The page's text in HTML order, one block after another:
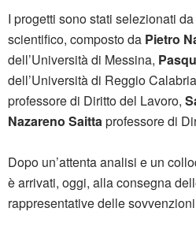
I progetti sono stati selezionati
scientifico, composto da Pietro
dell’Università di Messina,
dell’Università di Reggio
professore di Diritto del Lavoro,
Nazareno Saittaprofessore di
Dopo un’attenta analisi e un
è arrivati, oggi, alla consegna
rappresentative delle